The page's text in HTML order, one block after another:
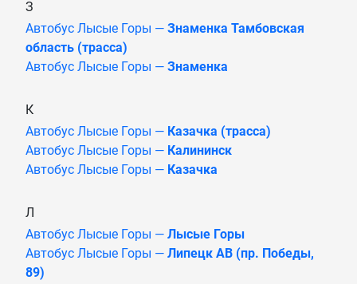
З
Автобус Лысые Горы — Знаменка Тамбовская
область (трасса)
Автобус Лысые Горы — Знаменка
К
Автобус Лысые Горы — Казачка (трасса)
Автобус Лысые Горы — Калининск
Автобус Лысые Горы — Казачка
Л
Автобус Лысые Горы — Лысые Горы
Автобус Лысые Горы — Липецк АВ (пр. Победы,
89)